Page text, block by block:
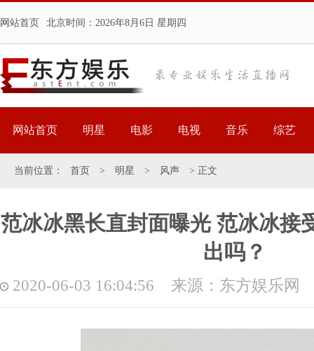
网站首页 北京时间： 2026年8月6日 星期四
网站首页 明星 电影 电视 音乐 综艺
当前位置： 首页 > 明星 > 风声 > 正文
范冰冰黑长直封面曝光 范冰冰接
出吗？
2020-06-03 16:04:56 来源：东方娱乐网